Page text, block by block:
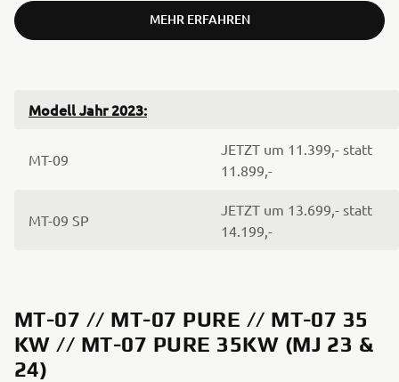
MEHR ERFAHREN
Modell Jahr 2023:
MT-09
JETZT um 11.399,- statt
11.899,-
MT-09 SP
JETZT um 13.699,- statt
14.199,-
MT-07 // MT-07 PURE // MT-07 35
KW // MT-07 PURE 35KW (MJ 23 &
24)